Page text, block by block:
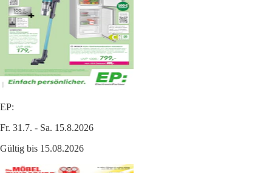
EP:
Fr. 31.7. - Sa. 15.8.2026
Gültig bis 15.08.2026